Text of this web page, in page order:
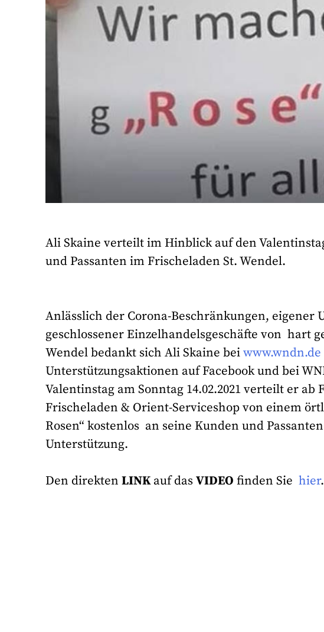
Ali Skaine verteilt im Hinblick auf den
und Passanten im Frischeladen St. Wendel.
Anlässlich der Corona-Beschränkungen, eigener
geschlossener Einzelhandelsgeschäfte von hart
Wendel bedankt sich Ali Skaine beiwww.wndn.de
Unterstützungsaktionen auf Facebook und bei
Valentinstag am Sonntag 14.02.2021 verteilt er ab
Frischeladen & Orient-Serviceshop von einem
Rosen“ kostenlos an seine Kunden und
Unterstützung.
Den direktenLINKauf dasVIDEO finden Siehier.